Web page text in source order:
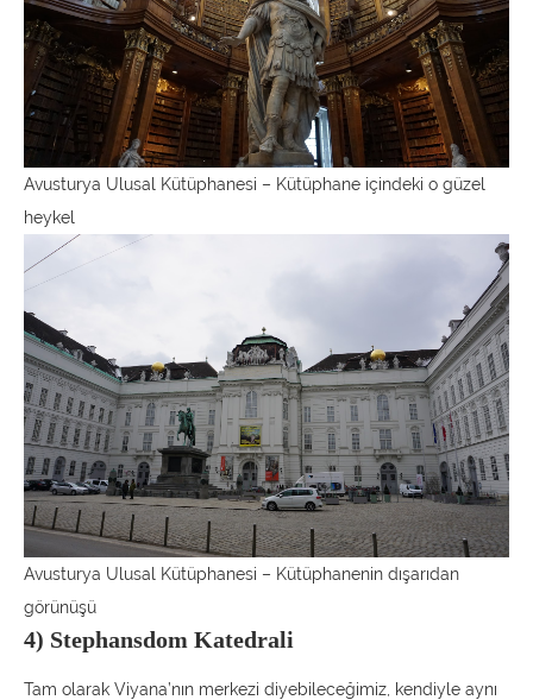
Avusturya Ulusal Kütüphanesi – Kütüphane içindeki o güzel
heykel
Avusturya Ulusal Kütüphanesi – Kütüphanenin dışarıdan
görünüşü
4) Stephansdom Katedrali
Tam olarak Viyana’nın merkezi diyebileceğimiz, kendiyle aynı